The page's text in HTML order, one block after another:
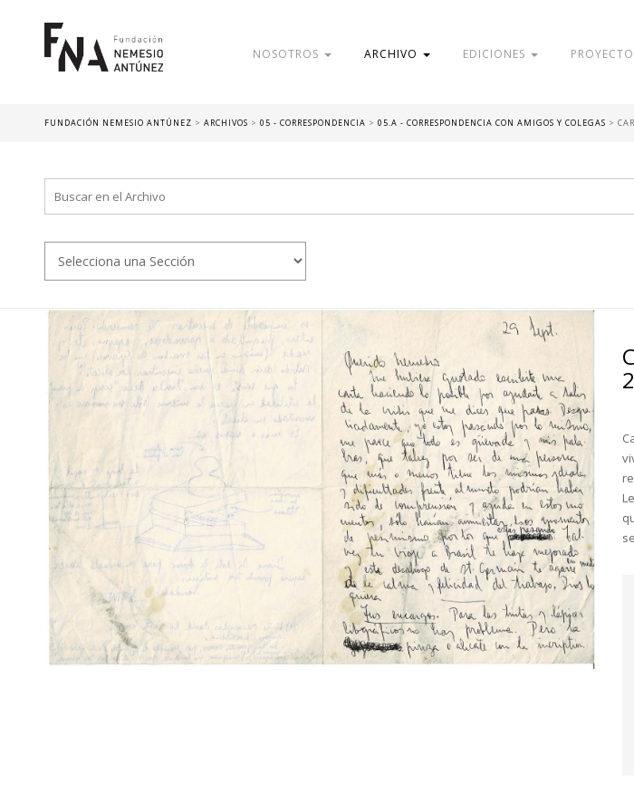
NOSOTROS ARCHIVO EDICIONES
FUNDACIÓN NEMESIO ANTÚNEZ > ARCHIVOS > 05 - CORRESPONDENCIA > 05.A - CORRESPONDENCIA CON AMIGOS Y COLEGAS >